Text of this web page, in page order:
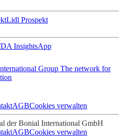
Lidl Prospekt
InsightsApp
Group The network for
AGBCookies verwalten
der Bonial International GmbH
AGBCookies verwalten